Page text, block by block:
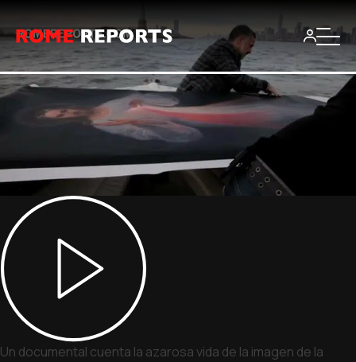
Un documental cuenta la azarosa vida de la imagen de la